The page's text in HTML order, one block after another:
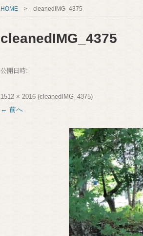
HOME > cleanedIMG_4375
cleanedIMG_4375
公開日時:
1512 × 2016 (cleanedIMG_4375)
← 前へ